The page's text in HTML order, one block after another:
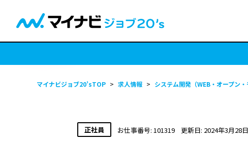
マイナビジョブ20’sTOP > 求人情報 > システム開発（WEB・オープン・
正社員 お仕事番号: 101319 更新日: 2024年3月28日